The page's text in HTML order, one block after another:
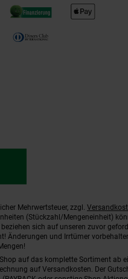
Mehrwertsteuer, zzgl.
(Stückzahl/Mengeneinheit)
sich auf unseren zuvor
Änderungen und Irrtümer
auf das komplette Sortiment ab
auf Versandkosten. Der